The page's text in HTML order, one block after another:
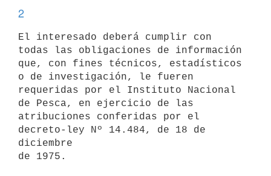
2
El interesado deberá cumplir con
todas las obligaciones de información
que, con fines técnicos, estadísticos
o de investigación, le fueren
requeridas por el Instituto Nacional
de Pesca, en ejercicio de las
atribuciones conferidas por el
decreto-ley Nº 14.484, de 18 de
diciembre
de 1975.